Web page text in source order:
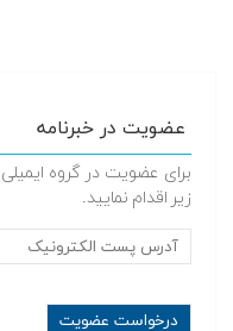
عضویت در خبرنامه
برای عضویت در گروه
زیر اقدام نمایید.